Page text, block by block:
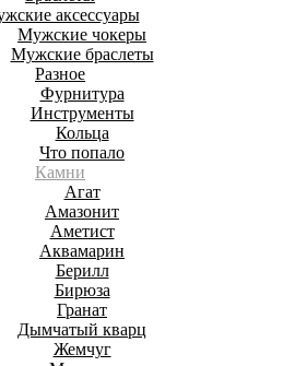
аксессуары
Мужские чокеры
Мужские браслеты
Разное
Фурнитура
Инструменты
Кольца
Что попало
Камни
Агат
Амазонит
Аметист
Аквамарин
Берилл
Бирюза
Гранат
Дымчатый кварц
Жемчуг